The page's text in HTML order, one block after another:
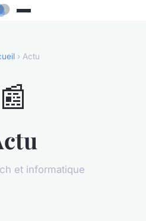
› Actu
📰
et informatique